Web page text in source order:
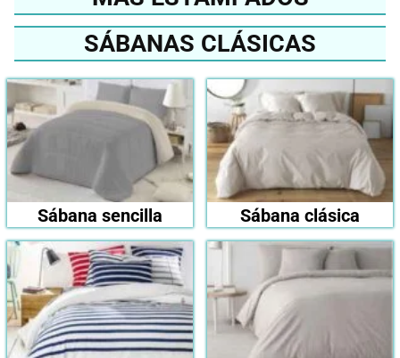
SÁBANAS CLÁSICAS
Sábana sencilla Sábana clásica